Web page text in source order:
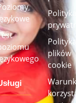
Polityka
Polityka
plików
cookie